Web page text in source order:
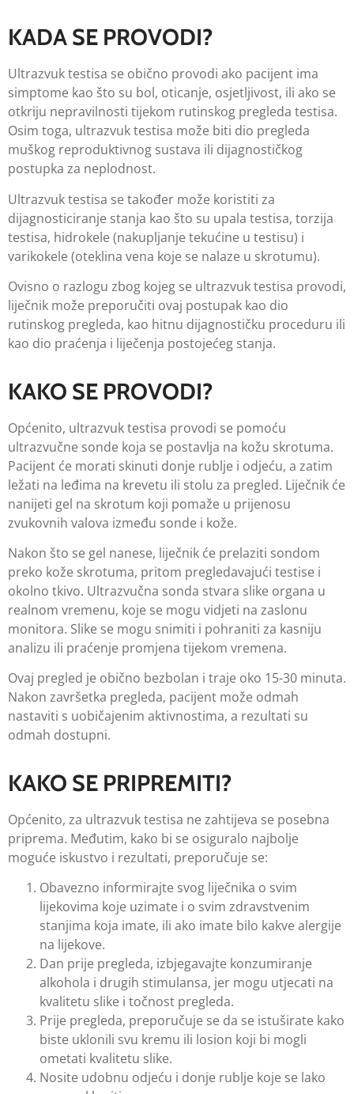
KADA SE PROVODI?
Ultrazvuk testisa se obično provodi ako pacijent ima
simptome kao što su bol, oticanje, osjetljivost, ili ako se
otkriju nepravilnosti tijekom rutinskog pregleda testisa.
Osim toga, ultrazvuk testisa može biti dio pregleda
muškog reproduktivnog sustava ili dijagnostičkog
postupka za neplodnost.
Ultrazvuk testisa se također može koristiti za
dijagnosticiranje stanja kao što su upala testisa, torzija
testisa, hidrokele (nakupljanje tekućine u testisu) i
varikokele (oteklina vena koje se nalaze u skrotumu).
Ovisno o razlogu zbog kojeg se ultrazvuk testisa provodi,
liječnik može preporučiti ovaj postupak kao dio
rutinskog pregleda, kao hitnu dijagnostičku proceduru ili
kao dio praćenja i liječenja postojećeg stanja.
KAKO SE PROVODI?
Općenito, ultrazvuk testisa provodi se pomoću
ultrazvučne sonde koja se postavlja na kožu skrotuma.
Pacijent će morati skinuti donje rublje i odjeću, a zatim
ležati na leđima na krevetu ili stolu za pregled. Liječnik će
nanijeti gel na skrotum koji pomaže u prijenosu
zvukovnih valova između sonde i kože.
Nakon što se gel nanese, liječnik će prelaziti sondom
preko kože skrotuma, pritom pregledavajući testise i
okolno tkivo. Ultrazvučna sonda stvara slike organa u
realnom vremenu, koje se mogu vidjeti na zaslonu
monitora. Slike se mogu snimiti i pohraniti za kasniju
analizu ili praćenje promjena tijekom vremena.
Ovaj pregled je obično bezbolan i traje oko 15-30 minuta.
Nakon završetka pregleda, pacijent može odmah
nastaviti s uobičajenim aktivnostima, a rezultati su
odmah dostupni.
KAKO SE PRIPREMITI?
Općenito, za ultrazvuk testisa ne zahtijeva se posebna
priprema. Međutim, kako bi se osiguralo najbolje
moguće iskustvo i rezultati, preporučuje se:
Obavezno informirajte svog liječnika o svim
lijekovima koje uzimate i o svim zdravstvenim
stanjima koja imate, ili ako imate bilo kakve alergije
na lijekove.
Dan prije pregleda, izbjegavajte konzumiranje
alkohola i drugih stimulansa, jer mogu utjecati na
kvalitetu slike i točnost pregleda.
Prije pregleda, preporučuje se da se istuširate kako
biste uklonili svu kremu ili losion koji bi mogli
ometati kvalitetu slike.
Nosite udobnu odjeću i donje rublje koje se lako